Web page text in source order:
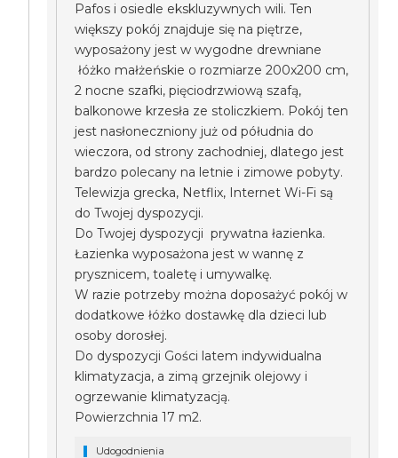
Pafos i osiedle ekskluzywnych wili. Ten
większy pokój znajduje się na piętrze,
wyposażony jest w wygodne drewniane
łóżko małżeńskie o rozmiarze 200x200 cm,
2 nocne szafki, pięciodrzwiową szafą,
balkonowe krzesła ze stoliczkiem. Pokój ten
jest nasłoneczniony już od półudnia do
wieczora, od strony zachodniej, dlatego jest
bardzo polecany na letnie i zimowe pobyty.
Telewizja grecka, Netflix, Internet Wi-Fi są
do Twojej dyspozycji.
Do Twojej dyspozycji prywatna łazienka.
Łazienka wyposażona jest w wannę z
prysznicem, toaletę i umywalkę.
W razie potrzeby można doposażyć pokój w
dodatkowe łóżko dostawkę dla dzieci lub
osoby dorosłej.
Do dyspozycji Gości latem indywidualna
klimatyzacja, a zimą grzejnik olejowy i
ogrzewanie klimatyzacją.
Powierzchnia 17 m2.
Udogodnienia